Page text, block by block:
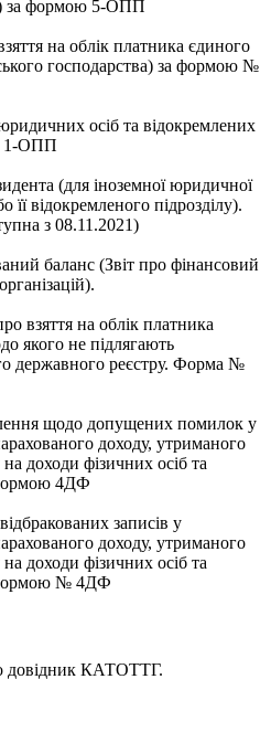
за формою 5-ОПП
на облік платника єдиного
господарства) за формою №
осіб та відокремлених
1-ОПП
(для іноземної юридичної
її відокремленого підрозділу).
з 08.11.2021)
баланс (Звіт про фінансовий
взяття на облік платника
якого не підлягають
державного реєстру. Форма №
щодо допущених помилок у
доходу, утриманого
доходи фізичних осіб та
4ДФ
записів у
доходу, утриманого
доходи фізичних осіб та
формою № 4ДФ
довідник КАТОТТГ.